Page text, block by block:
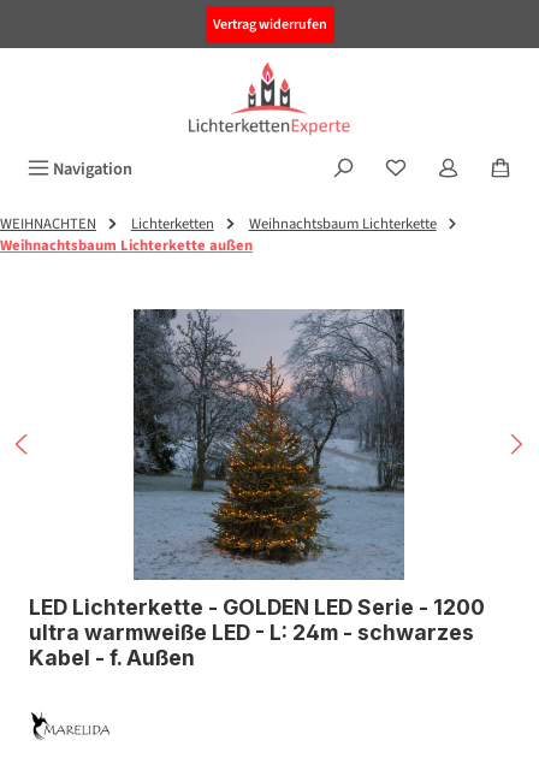
Vertrag widerrufen
Navigation
WEIHNACHTEN Lichterketten
Weihnachtsbaum Lichterkette
Weihnachtsbaum Lichterkette außen
Bildergalerie überspringen
LED Lichterkette - GOLDEN LED Serie - 1200
ultra warmweiße LED - L: 24m - schwarzes
Kabel - f. Außen